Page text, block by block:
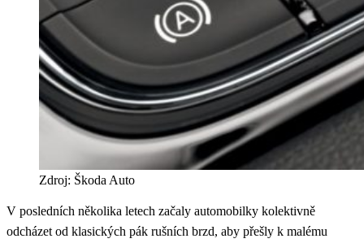
Zdroj: Škoda Auto
V posledních několika letech začaly automobilky kolektivně
odcházet od klasických pák rušních brzd, aby přešly k malému